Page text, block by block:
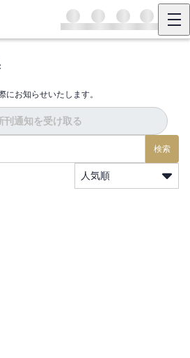
にお知らせいたします。
刊通知を受け取る
検索
人気順